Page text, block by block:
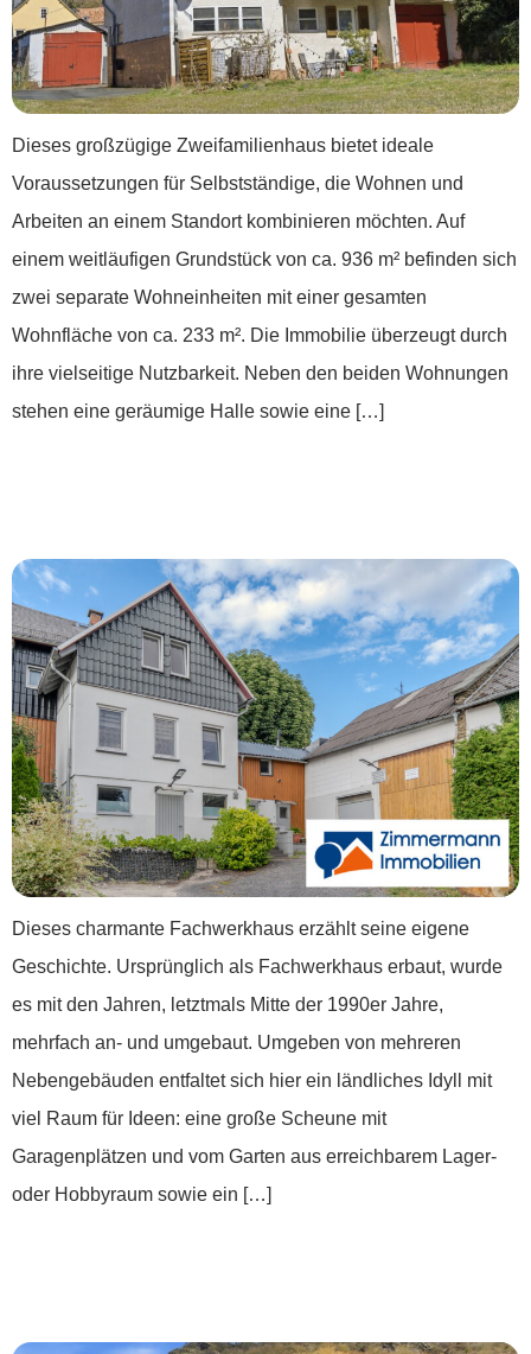
Dieses großzügige Zweifamilienhaus bietet ideale
Voraussetzungen für Selbstständige, die Wohnen und
Arbeiten an einem Standort kombinieren möchten. Auf
einem weitläufigen Grundstück von ca. 936 m² befinden sich
zwei separate Wohneinheiten mit einer gesamten
Wohnfläche von ca. 233 m². Die Immobilie überzeugt durch
ihre vielseitige Nutzbarkeit. Neben den beiden Wohnungen
stehen eine geräumige Halle sowie eine […]
Dieses charmante Fachwerkhaus erzählt seine eigene
Geschichte. Ursprünglich als Fachwerkhaus erbaut, wurde
es mit den Jahren, letztmals Mitte der 1990er Jahre,
mehrfach an- und umgebaut. Umgeben von mehreren
Nebengebäuden entfaltet sich hier ein ländliches Idyll mit
viel Raum für Ideen: eine große Scheune mit
Garagenplätzen und vom Garten aus erreichbarem Lager-
oder Hobbyraum sowie ein […]